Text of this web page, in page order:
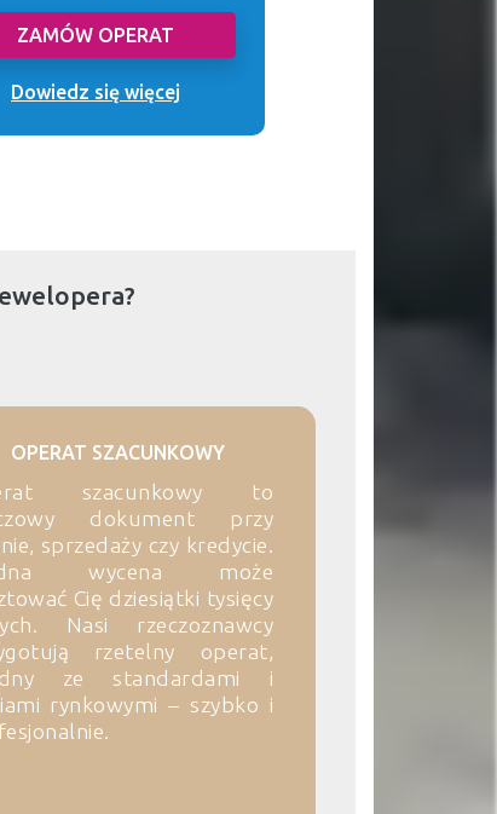
ZAMÓW OPERAT
Dowiedz się więcej
OPERAT SZACUNKOWY
szacunkowy to
dokument przy
sprzedaży czy kredycie.
wycena może
Cię dziesiątki tysięcy
Nasi rzeczoznawcy
rzetelny operat,
ze standardami i
rynkowymi – szybko i